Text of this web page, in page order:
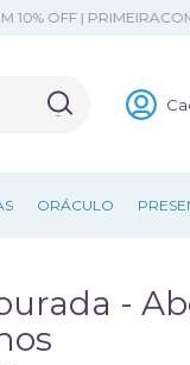
OFF | PRIMEIRACOMPRA
ORÁCULO
-